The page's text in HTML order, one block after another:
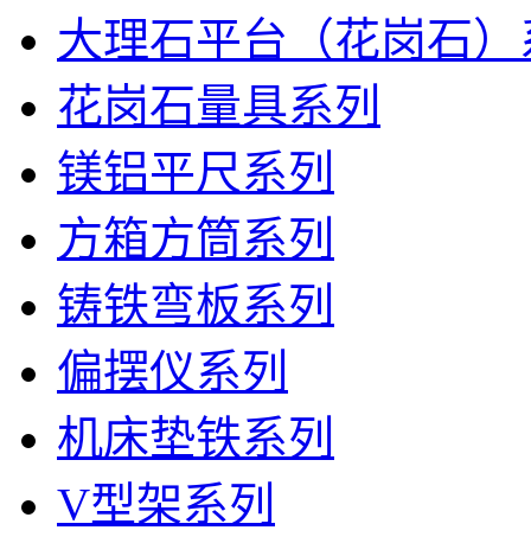
大理石平台（花岗石）
花岗石量具系列
镁铝平尺系列
方箱方筒系列
铸铁弯板系列
偏摆仪系列
机床垫铁系列
V型架系列